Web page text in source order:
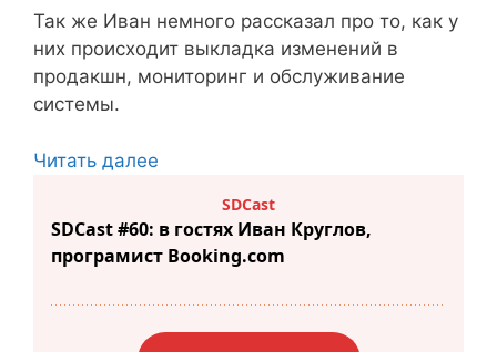
Так же Иван немного рассказал про то, как у
них происходит выкладка изменений в
продакшн, мониторинг и обслуживание
системы.
Читать далее